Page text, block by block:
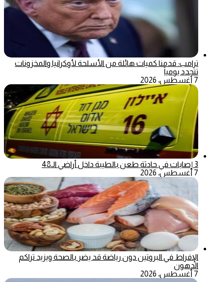
ترامب: قدمنا كميات هائلة من الأسلحة لأوكرانيا والمخزونات
تتجدد يومياً
7 أغسطس، 2026
3 إصابات في حادثة طعن بالطيبة داخل أراضي الـ48
7 أغسطس، 2026
الإفراط في البروتين دون رياضة قد يضر بالصحة ويزيد تراكم
الدهون
7 أغسطس، 2026